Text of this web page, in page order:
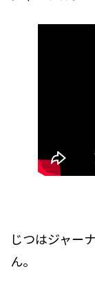
じつはジャー
ん。